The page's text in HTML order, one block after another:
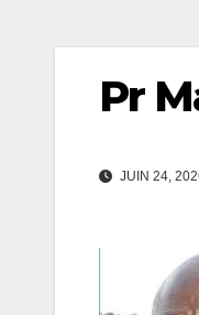
Pr
JUIN 24,